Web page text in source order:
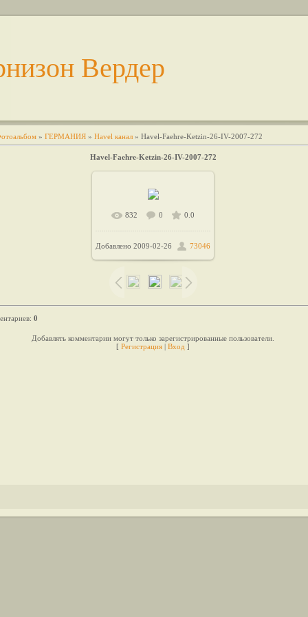
Вердер
» ГЕРМАНИЯ » Havel канал » Havel-Faehre-Ketzin-26-IV-2007-272
Havel-Faehre-Ketzin-26-IV-2007-272
В реальном размере
800x450 / 49.3Kb
832 0 0.0
Добавлено 2009-02-26 73046
: 0
Добавлять комментарии могут только зарегистрированные пользователи.
[ Регистрация | Вход ]